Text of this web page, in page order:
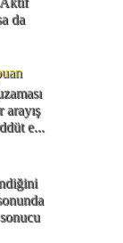
da
e...